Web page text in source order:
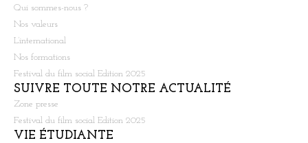
Qui sommes-nous ?
Nos valeurs
L’international
Nos formations
Festival du film social Edition 2025
SUIVRE TOUTE NOTRE ACTUALITÉ
Zone presse
Festival du film social Edition 2025
VIE ÉTUDIANTE